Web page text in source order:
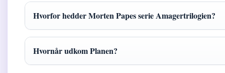
Hvorfor hedder Morten Papes serie Amagertrilogien?
Hvornår udkom Planen?